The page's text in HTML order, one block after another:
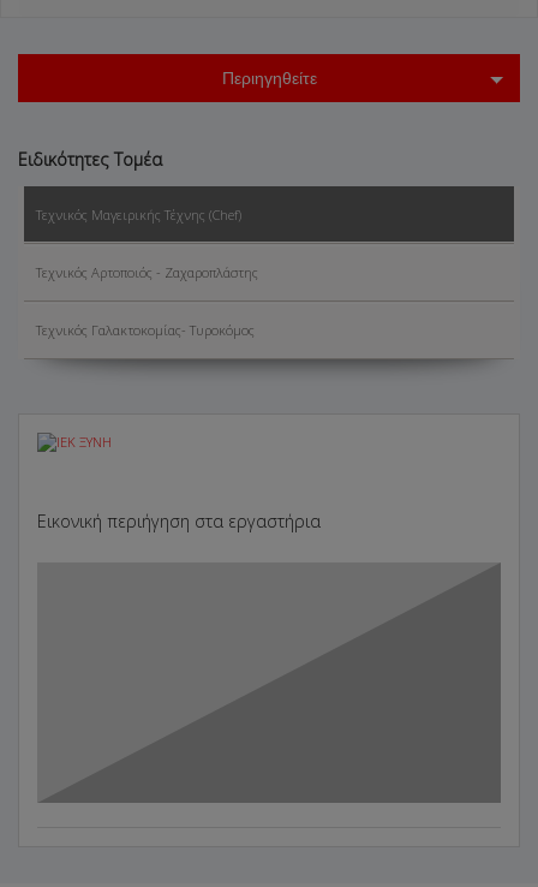
Περιηγηθείτε
Ειδικότητες Τομέα
Τεχνικός Μαγειρικής Τέχνης (Chef)
Τεχνικός Αρτοποιός - Ζαχαροπλάστης
Τεχνικός Γαλακτοκομίας- Τυροκόμος
Εικονική περιήγηση στα εργαστήρια